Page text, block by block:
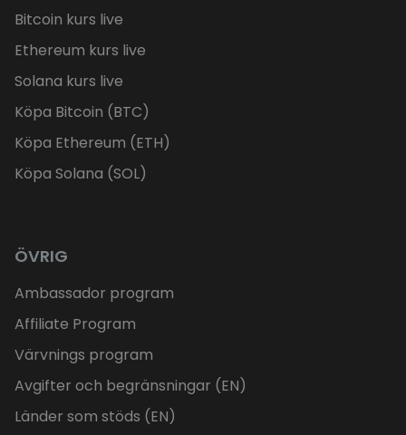
Bitcoin kurs live
Ethereum kurs live
Solana kurs live
Köpa Bitcoin (BTC)
Köpa Ethereum (ETH)
Köpa Solana (SOL)
ÖVRIG
Ambassador program
Affiliate Program
Värvnings program
Avgifter och begränsningar (EN)
Länder som stöds (EN)